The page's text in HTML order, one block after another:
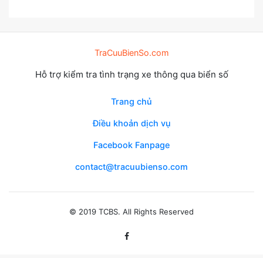
TraCuuBienSo.com
Hỗ trợ kiểm tra tình trạng xe thông qua biển số
Trang chủ
Điều khoản dịch vụ
Facebook Fanpage
contact@tracuubienso.com
© 2019 TCBS. All Rights Reserved